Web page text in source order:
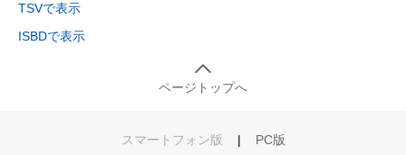
TSVで表示
ISBDで表示
ページトップへ
スマートフォン版 | PC版